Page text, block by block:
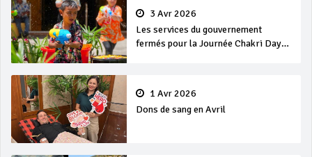
3 Avr 2026
Les services du gouvernement
fermés pour la Journée Chakri Day
1 Avr 2026
Dons de sang en Avril